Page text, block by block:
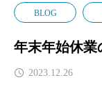
BLOG
年末年始休
2023.12.26